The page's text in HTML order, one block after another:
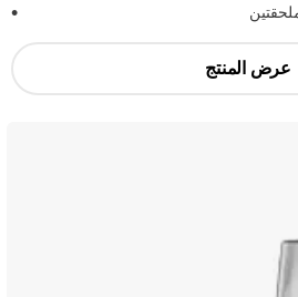
عرض المنتج